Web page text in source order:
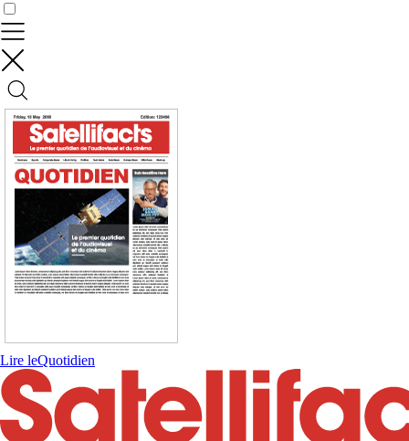
Lire leQuotidien
Contrôler vos données